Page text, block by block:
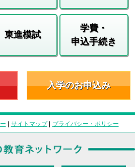
東進模試
学費・
申込手続き
入学のお申込み
| サイトマップ| プライバシー・ポリシー